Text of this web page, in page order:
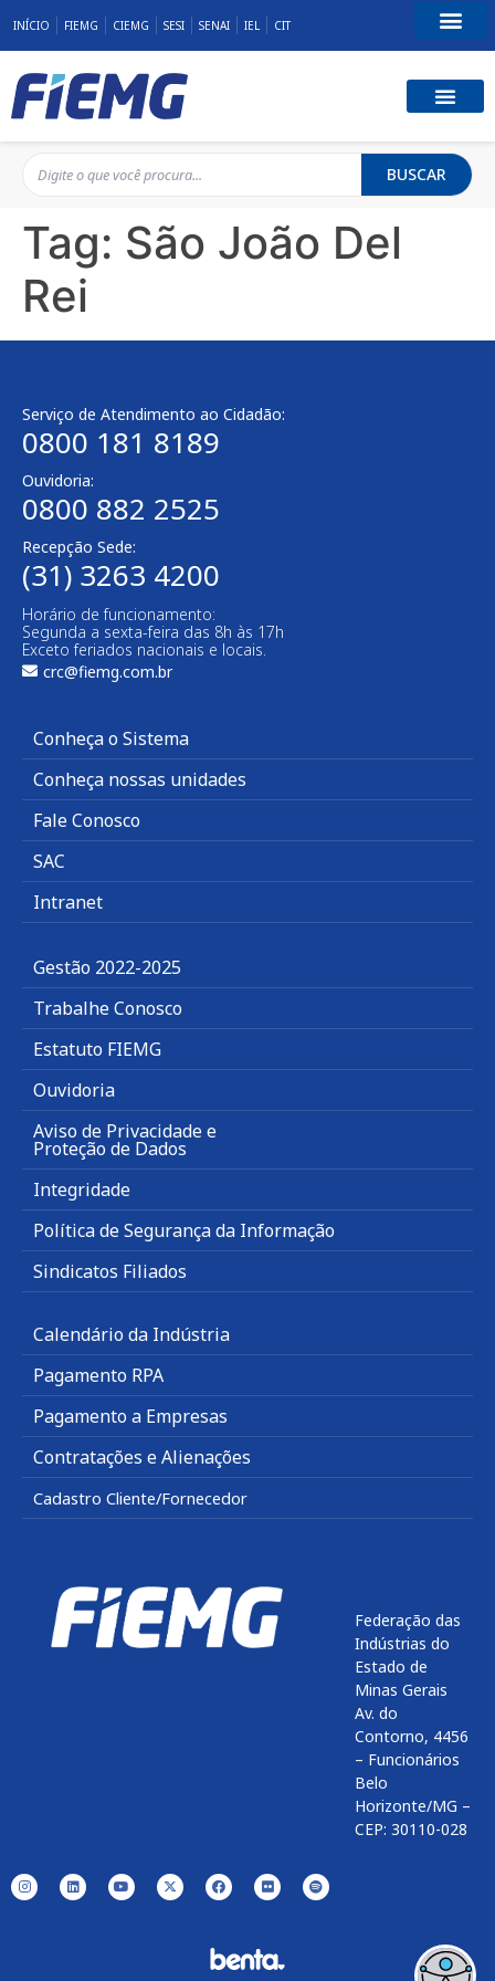
INÍCIO FIEMG CIEMG SESI SENAI IEL CIT
BUSCAR
Tag: São João Del
Rei
Serviço de Atendimento ao Cidadão:
0800 181 8189
Ouvidoria:
0800 882 2525
Recepção Sede:
(31) 3263 4200
Horário de funcionamento:
Segunda a sexta-feira das 8h às 17h
Exceto feriados nacionais e locais.
crc@fiemg.com.br
Conheça o Sistema
Conheça nossas unidades
Fale Conosco
SAC
Intranet
Gestão 2022-2025
Trabalhe Conosco
Estatuto FIEMG
Ouvidoria
Aviso de Privacidade e
Proteção de Dados
Integridade
Política de Segurança da Informação
Sindicatos Filiados
Calendário da Indústria
Pagamento RPA
Pagamento a Empresas
Contratações e Alienações
Cadastro Cliente/Fornecedor
Federação das
Indústrias do
Estado de
Minas Gerais
Av. do
Contorno, 4456
– Funcionários
Belo
Horizonte/MG –
CEP: 30110-028